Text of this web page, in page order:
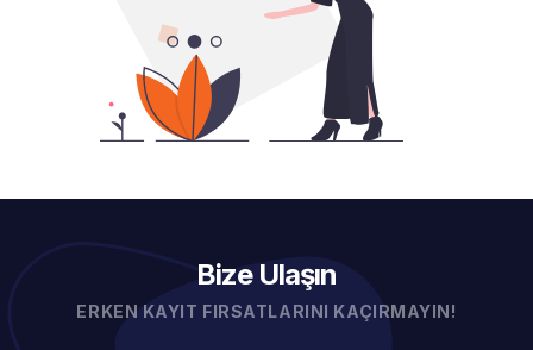
Bize Ulaşın
ERKEN KAYIT FIRSATLARINI KAÇIRMAYIN!